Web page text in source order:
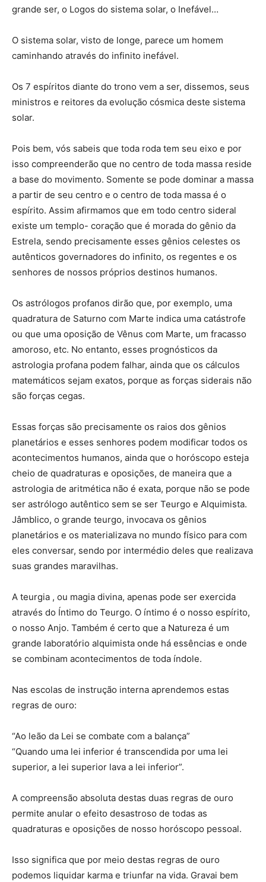
grande ser, o Logos do sistema solar, o Inefável…
O sistema solar, visto de longe, parece um homem
caminhando através do infinito inefável.
Os 7 espíritos diante do trono vem a ser, dissemos, seus
ministros e reitores da evolução cósmica deste sistema
solar.
Pois bem, vós sabeis que toda roda tem seu eixo e por
isso compreenderão que no centro de toda massa reside
a base do movimento. Somente se pode dominar a massa
a partir de seu centro e o centro de toda massa é o
espírito. Assim afirmamos que em todo centro sideral
existe um templo- coração que é morada do gênio da
Estrela, sendo precisamente esses gênios celestes os
autênticos governadores do infinito, os regentes e os
senhores de nossos próprios destinos humanos.
Os astrólogos profanos dirão que, por exemplo, uma
quadratura de Saturno com Marte indica uma catástrofe
ou que uma oposição de Vênus com Marte, um fracasso
amoroso, etc. No entanto, esses prognósticos da
astrologia profana podem falhar, ainda que os cálculos
matemáticos sejam exatos, porque as forças siderais não
são forças cegas.
Essas forças são precisamente os raios dos gênios
planetários e esses senhores podem modificar todos os
acontecimentos humanos, ainda que o horóscopo esteja
cheio de quadraturas e oposições, de maneira que a
astrologia de aritmética não é exata, porque não se pode
ser astrólogo autêntico sem se ser Teurgo e Alquimista.
Jâmblico, o grande teurgo, invocava os gênios
planetários e os materializava no mundo físico para com
eles conversar, sendo por intermédio deles que realizava
suas grandes maravilhas.
A teurgia , ou magia divina, apenas pode ser exercida
através do Íntimo do Teurgo. O íntimo é o nosso espírito,
o nosso Anjo. Também é certo que a Natureza é um
grande laboratório alquimista onde há essências e onde
se combinam acontecimentos de toda índole.
Nas escolas de instrução interna aprendemos estas
regras de ouro:
“Ao leão da Lei se combate com a balança”
“Quando uma lei inferior é transcendida por uma lei
superior, a lei superior lava a lei inferior”.
A compreensão absoluta destas duas regras de ouro
permite anular o efeito desastroso de todas as
quadraturas e oposições de nosso horóscopo pessoal.
Isso significa que por meio destas regras de ouro
podemos liquidar karma e triunfar na vida. Gravai bem